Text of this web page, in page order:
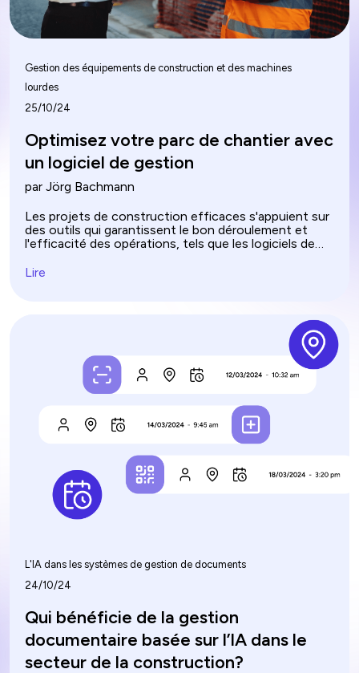
Gestion des équipements de construction et des machines
lourdes
25/10/24
Optimisez votre parc de chantier avec
un logiciel de gestion
par Jörg Bachmann
Les projets de construction efficaces s'appuient sur
des outils qui garantissent le bon déroulement et
l'efficacité des opérations, tels que les logiciels de
optimise les véhicules et les équipements,
comprenant ces systèmes, nous pouvons obtenir
économies de coûts dans le secteur de la
construction.
Lire
L'IA dans les systèmes de gestion de documents
24/10/24
Qui bénéficie de la gestion
documentaire basée sur l’IA dans le
secteur de la construction?